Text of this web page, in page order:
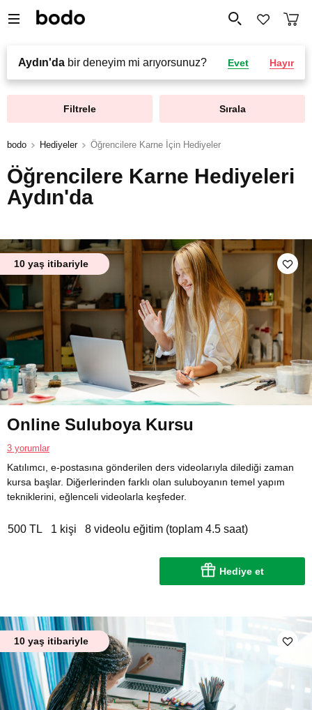
Aydın'da bir deneyim mi arıyorsunuz? Evet Hayır
Filtrele Sırala
bodo Hediyeler Öğrencilere Karne İçin Hediyeler
Öğrencilere Karne Hediyeleri
Aydın'da
10 yaş itibariyle
Online Suluboya Kursu
3 yorumlar
Katılımcı, e-postasına gönderilen ders videolarıyla dilediği zaman
kursa başlar. Diğerlerinden farklı olan suluboyanın temel yapım
tekniklerini, eğlenceli videolarla keşfeder.
500 TL 1 kişi 8 videolu eğitim (toplam 4.5 saat)
Hediye et
10 yaş itibariyle